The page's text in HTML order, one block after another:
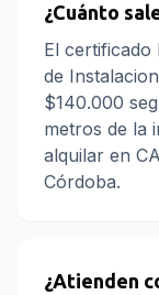
¿Cuánto
El certificado
de
$140.000
metros de la
alquilar en
Córdoba.
¿Atienden